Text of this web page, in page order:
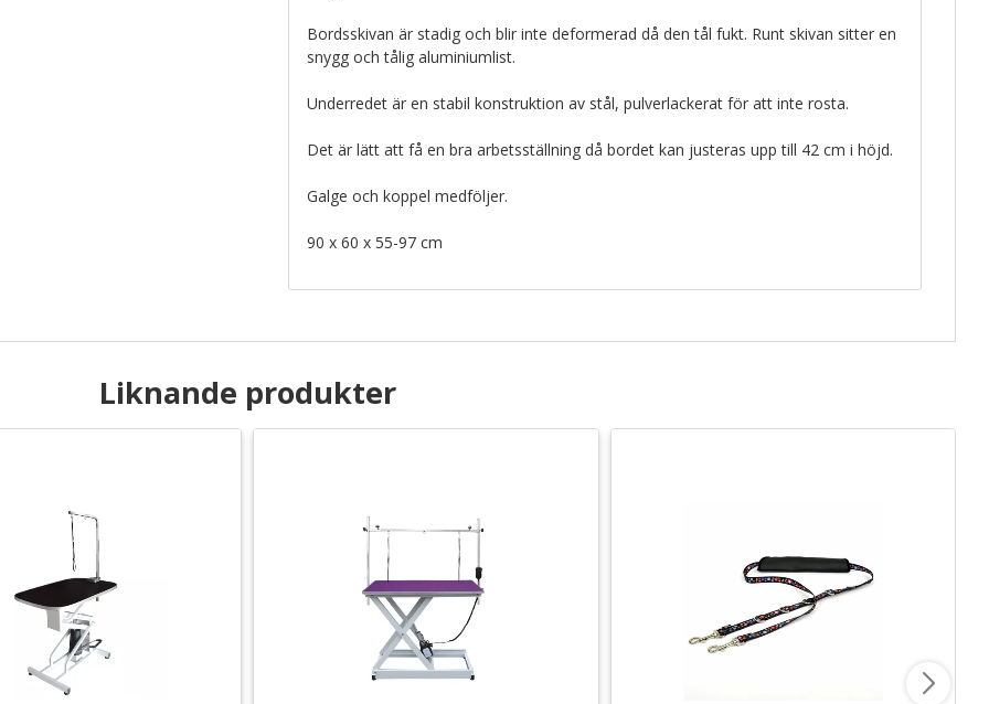
Bordsskivan är stadig och blir inte deformerad då den tål fukt. Runt skivan sitter en
snygg och tålig aluminiumlist.
Underredet är en stabil konstruktion av stål, pulverlackerat för att inte rosta.
Det är lätt att få en bra arbetsställning då bordet kan justeras upp till 42 cm i höjd.
Galge och koppel medföljer.
90 x 60 x 55-97 cm
Liknande produkter